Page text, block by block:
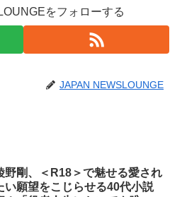
をフォローする
JAPAN NEWSLOUNGE
野剛、＜R18＞で魅せる愛され
い願望をこじらせる40代小説